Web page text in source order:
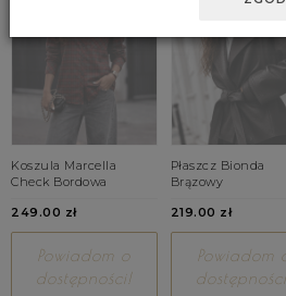
Koszula Marcella
Check Bordowa
249.00 zł
Powiadom o
dostępności!
Płaszcz Bionda
Brązowy
219.00 zł
Powiadom